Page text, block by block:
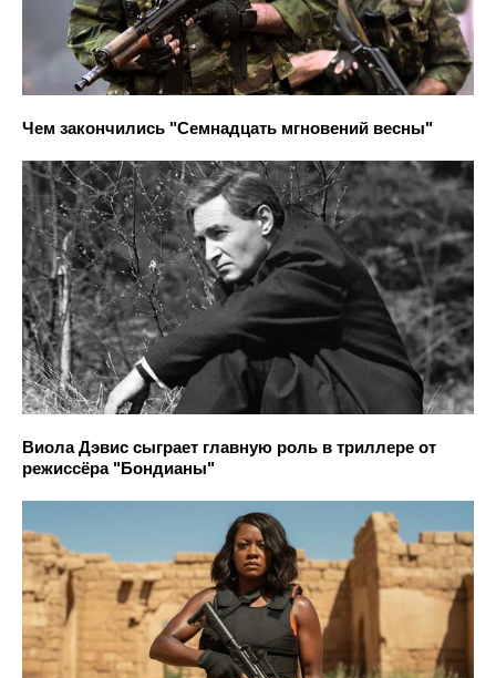
Чем закончились "Семнадцать мгновений весны"
Виола Дэвис сыграет главную роль в триллере от
режиссёра "Бондианы"